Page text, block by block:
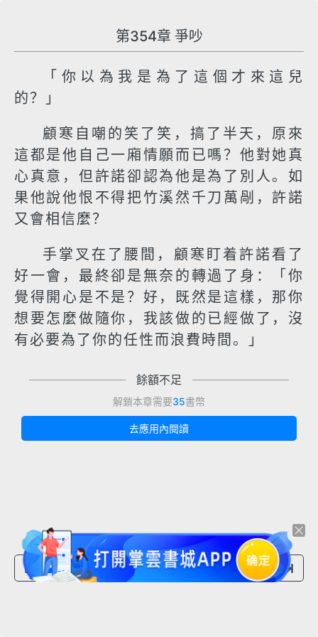
第354章 爭吵
「你以為我是為了這個才來這兒
的？」
顧寒自嘲的笑了笑，搞了半天，原來
這都是他自己一廂情願而已嗎？他對她真
心真意，但許諾卻認為他是為了別人。如
果他說他恨不得把竹溪然千刀萬剮，許諾
又會相信麼？
手掌叉在了腰間，顧寒盯着許諾看了
好一會，最終卻是無奈的轉過了身：「你
覺得開心是不是？好，既然是這樣，那你
想要怎麼做隨你，我該做的已經做了，沒
有必要為了你的任性而浪費時間。」
餘額不足
解鎖本章需要35書幣
去應用內閱讀
上一章節 下一章節